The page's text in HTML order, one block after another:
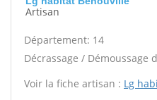
Artisan
Département: 14
Décrassage / Démoussage
Voir la fiche artisan : Lg